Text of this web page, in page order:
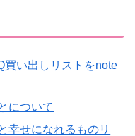
買い出しリストをnote
について
幸せになれるものリ